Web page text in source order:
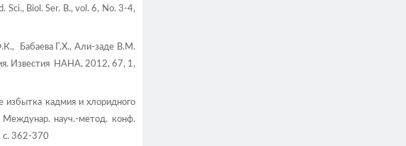
Sci., Biol. Ser. B., vol. 6, No. 3-4,
Бабаева Г.Х., Али-заде В.М.
Известия НАНА, 2012, 67, 1,
избытка кадмия и хлоридного
Междунар. науч.-метод. конф.
с. 362-370